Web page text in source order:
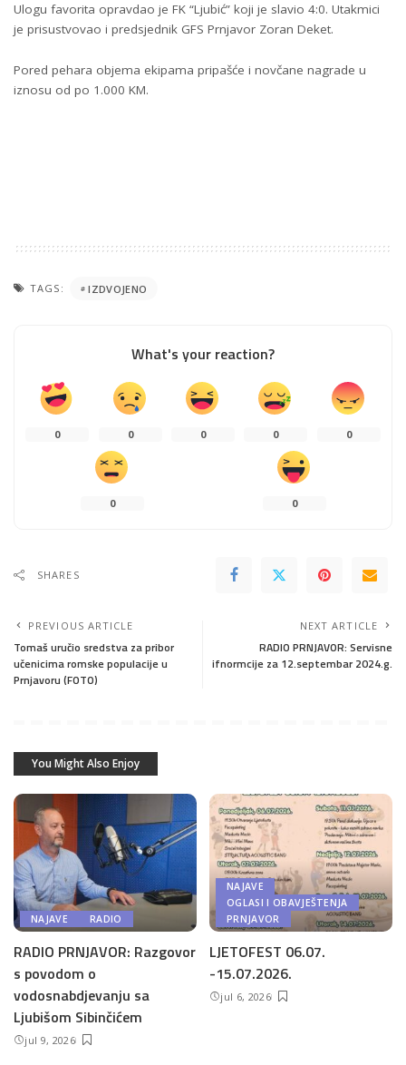
Ulogu favorita opravdao je FK “Ljubić” koji je slavio 4:0. Utakmici
je prisustvovao i predsjednik GFS Prnjavor Zoran Deket.
Pored pehara objema ekipama pripašće i novčane nagrade u
iznosu od po 1.000 KM.
TAGS: IZDVOJENO
What's your reaction?
0 0 0 0 0
0 0
SHARES
PREVIOUS ARTICLE
Tomaš uručio sredstva za pribor
učenicima romske populacije u
Prnjavoru (FOTO)
NEXT ARTICLE
RADIO PRNJAVOR: Servisne
ifnormcije za 12.septembar 2024.g.
You Might Also Enjoy
NAJAVE RADIO
RADIO PRNJAVOR: Razgovor
s povodom o
vodosnabdjevanju sa
Ljubišom Sibinčićem
jul 9, 2026
NAJAVE
OGLASI I OBAVJEŠTENJA
PRNJAVOR
LJETOFEST 06.07.
-15.07.2026.
jul 6, 2026